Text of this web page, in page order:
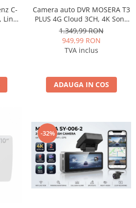
C-
Linux
&
12.3
Camera auto DVR MOSERA T3
PLUS 4G Cloud 3CH, 4K Sony
IMX415 + interior 1080P +
camera spate 1080P, GPS,
WiFi 6, ecran touch IPS 3”,
Night Vision, monitorizare live
1.349,99 RON
949,99 RON
TVA inclus
ADAUGA IN COS
-32%